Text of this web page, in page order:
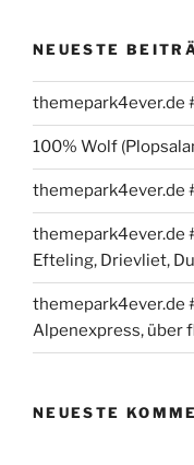
NEUESTE
themepark4ever.de
100% Wolf
themepark4ever.de
themepark4ever.de
Efteling, Drievliet,
themepark4ever.de
Alpenexpress, über
NEUESTE